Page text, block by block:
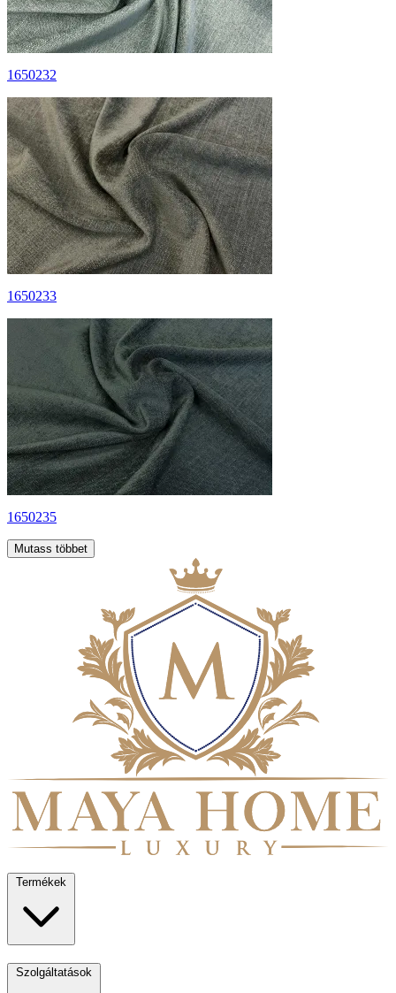
1650232
1650233
1650235
Mutass többet
Termékek
Szolgáltatások